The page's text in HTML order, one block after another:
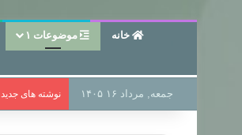
خانه موضوعات ۱
جمعه, مرداد ۱۶ ۱۴۰۵ نوشته های جدید